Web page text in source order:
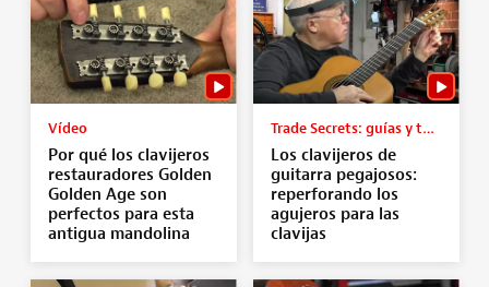
Vídeo
Por qué los clavijeros
restauradores Golden
Golden Age son
perfectos para esta
antigua mandolina
Trade Secrets: guías y tutoriales
Los clavijeros de
guitarra pegajosos:
reperforando los
agujeros para las
clavijas